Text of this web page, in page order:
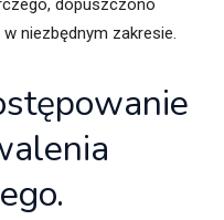
dopuszczono
niezbędnym zakresie.